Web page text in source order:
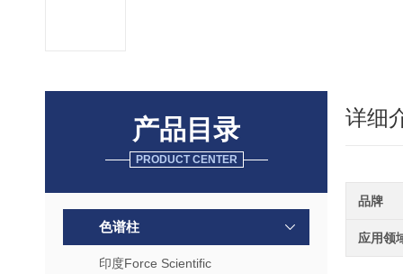
产品目录
PRODUCT CENTER
色谱柱
印度Force Scientific
详细
品牌
应用领